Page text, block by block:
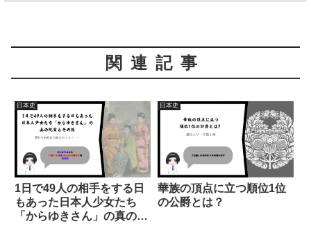
関連記事
日本史
1日で49人の相手をする日
もあった日本人少女たち
「からゆきさん」の真の現
日本史
華族の頂点に立つ順位1位
の公爵とは？